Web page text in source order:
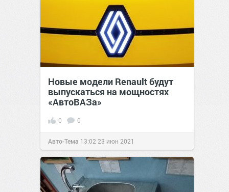
Новые модели Renault будут
выпускаться на мощностях
«АвтоВАЗа»
0 0
Авто-Тема 13:02 23 июн 2021